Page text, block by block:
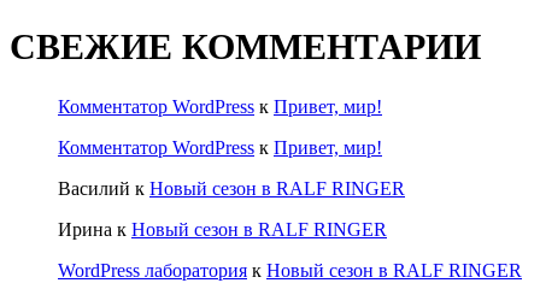
СВЕЖИЕ КОММЕНТАРИИ
Комментатор WordPress к Привет, мир!
Комментатор WordPress к Привет, мир!
Василий к Новый сезон в RALF RINGER
Ирина к Новый сезон в RALF RINGER
WordPress лаборатория к Новый сезон в RALF RINGER